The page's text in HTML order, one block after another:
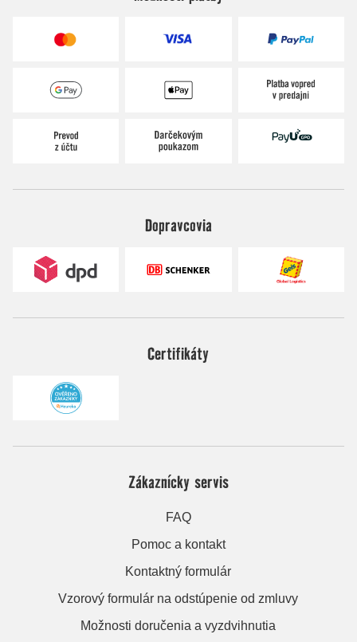
Dopravcovia
Certifikáty
Zákaznícky servis
FAQ
Pomoc a kontakt
Kontaktný formulár
Vzorový formulár na odstúpenie od zmluvy
Možnosti doručenia a vyzdvihnutia